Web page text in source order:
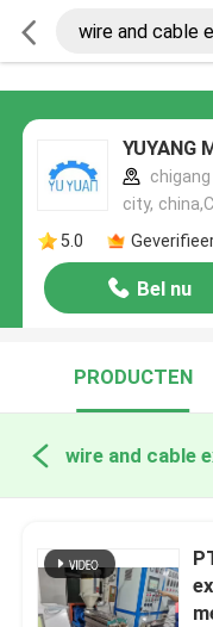
YUYANG
city,
5.0
Bel nu
PRODUCTEN